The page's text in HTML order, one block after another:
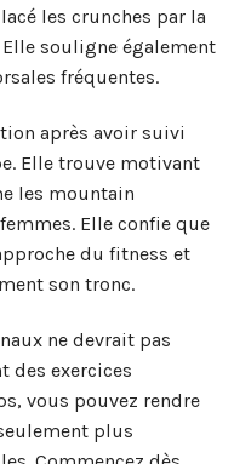
les crunches par la
souligne également
fréquentes.
après avoir suivi
Elle trouve motivant
les mountain
Elle confie que
du fitness et
son tronc.
ne devrait pas
des exercices
vous pouvez rendre
plus